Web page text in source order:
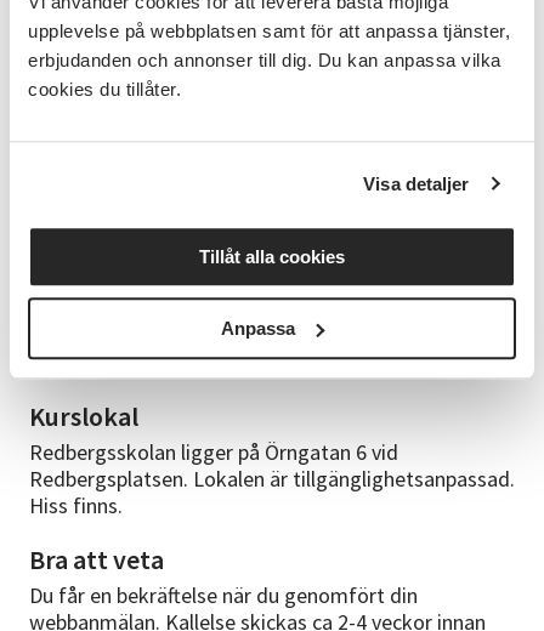
upplevelse på webbplatsen samt för att anpassa tjänster,
erbjudanden och annonser till dig. Du kan anpassa vilka
cookies du tillåter.
Visa detaljer
Tillåt alla cookies
Anpassa
Materialinformation kommer med kallelsen. Modell 3
studietimmar (dvs 2 timmar 15 minuter) ingår i
kursen.
Marçal Morell är konstnär och designer med en
magisterexamen inom fri konst från Barcelonas
Universitet. Han har stor passion för kroki och att
teckna med levande modell. Genom åren har han
utvecklat en unik metod som inkluderar en blandning
av traditionella och moderna tekniker. Denna metod
syftar till att ge deltagarna en känsla av frihet och
tillit när de utforskar konsten att teckna med
levande modell.
Kurslokal
Redbergsskolan ligger på Örngatan 6 vid
Redbergsplatsen. Lokalen är tillgänglighetsanpassad.
Hiss finns.
Bra att veta
Du får en bekräftelse när du genomfört din
webbanmälan. Kallelse skickas ca 2-4 veckor innan